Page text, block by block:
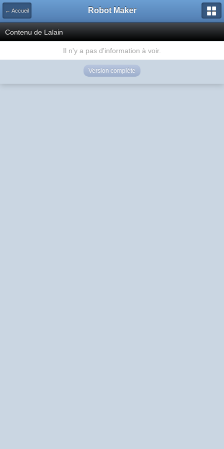
← Accueil Robot Maker
Contenu de Lalain
Il n'y a pas d'information à voir.
Version complète